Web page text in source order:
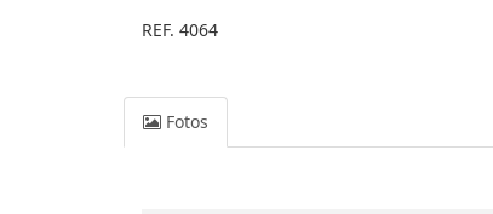
REF. 4064
Fotos